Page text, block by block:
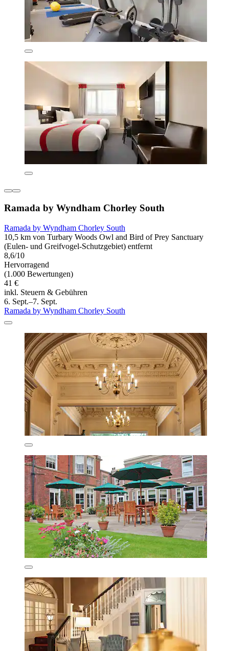
Ramada by Wyndham Chorley South
Ramada by Wyndham Chorley South
10,5 km von Turbary Woods Owl and Bird of Prey Sanctuary
(Eulen- und Greifvogel-Schutzgebiet) entfernt
8,6/10
Hervorragend
(1.000 Bewertungen)
41 €
inkl. Steuern & Gebühren
6. Sept.–7. Sept.
Ramada by Wyndham Chorley South